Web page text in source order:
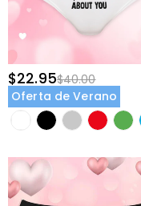
$22.95$40.00
Oferta de Verano